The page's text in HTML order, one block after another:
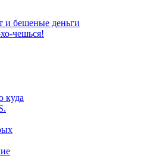
и бешеные деньги
чешься!
куда